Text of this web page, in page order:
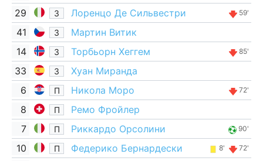
29
З Лоренцо Де Сильвестри 59'
41 З
Мартин Витик
14
З Торбьорн Хеггем 85'
33 З
Хуан Миранда
6
П Никола Моро 72'
8 П
Ремо Фройлер
7
П Риккардо Орсолини 90'
10 П Федерико Бернардески 8' 72'